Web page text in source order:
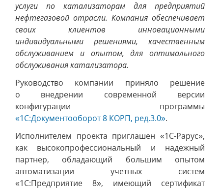
услуги по катализаторам для предприятий
нефтегазовой отрасли. Компания обеспечивает
своих клиентов инновационными
индивидуальными решениями, качественным
обслуживанием и опытом, для оптимального
обслуживания катализатора.
Руководство компании приняло решение
о внедрении современной версии
конфигурации программы
«1С:Документооборот 8 КОРП, ред.3.0».
Исполнителем проекта приглашен «1C-Papyc»,
как высокопрофессиональный и надежный
партнер, обладающий большим опытом
автоматизации учетных систем
«1С:Предприятие 8», имеющий сертификат